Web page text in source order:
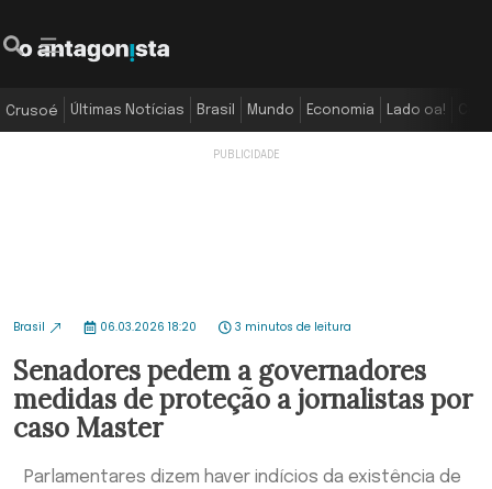
Crusoé Últimas Notícias Brasil Mundo Economia Lado oa!
Brasil 06.03.2026 18:20 3 minutos de leitura
Senadores pedem a governadores
medidas de proteção a jornalistas por
caso Master
Parlamentares dizem haver indícios da existência de